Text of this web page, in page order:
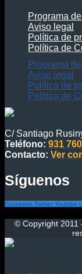
Programa
Aviso legal
Política de
Política de
Programa
Aviso legal
Política de
Política de
C/ Santiago
Teléfono: 931
Contacto: Ver
Síguenos
Facebook Twitter Youtube
© Copyright 2011